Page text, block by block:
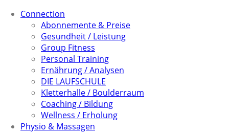
Connection
Abonnemente & Preise
Gesundheit / Leistung
Group Fitness
Personal Training
Ernährung / Analysen
DIE LAUFSCHULE
Kletterhalle / Boulderraum
Coaching / Bildung
Wellness / Erholung
Physio & Massagen